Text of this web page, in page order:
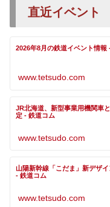
直近イベント
2026年8月の鉄道イベント情報
www.tetsudo.com
JR北海道、新型事業用機関車
定 - 鉄道コム
www.tetsudo.com
山陽新幹線「こだま」新デザ
- 鉄道コム
www.tetsudo.com